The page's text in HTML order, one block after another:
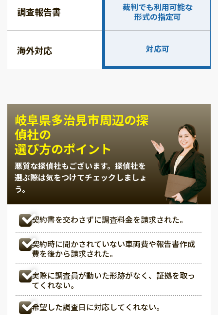
調査報告書
裁判でも利用可能な
形式の指定可
海外対応 対応可
岐阜県多治見市周辺の探
偵社の
選び方のポイント
悪質な探偵社もございます。 探偵社を
選ぶ際は気をつけてチェックしましょ
う。
契約書を交わさずに調査料金を請求された。
契約時に聞かされていない車両費や報告書作成
費を後から請求された。
実際に調査員が動いた形跡がなく、証拠を取っ
てくれない。
希望した調査日に対応してくれない。